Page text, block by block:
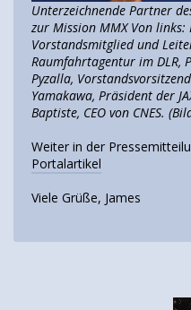
Unterzeichnende Partner
zur Mission MMX Von links:
Vorstandsmitglied und
Raumfahrtagentur im DLR,
Pyzalla,
Yamakawa, Präsident der
Baptiste, CEO von CNES.
Weiter in der
Portalartikel
Viele Grüße, James